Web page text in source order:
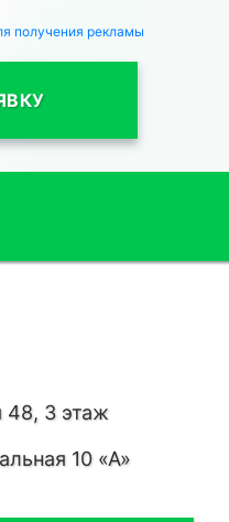
получения рекламы
48, 3 этаж
10 «А»